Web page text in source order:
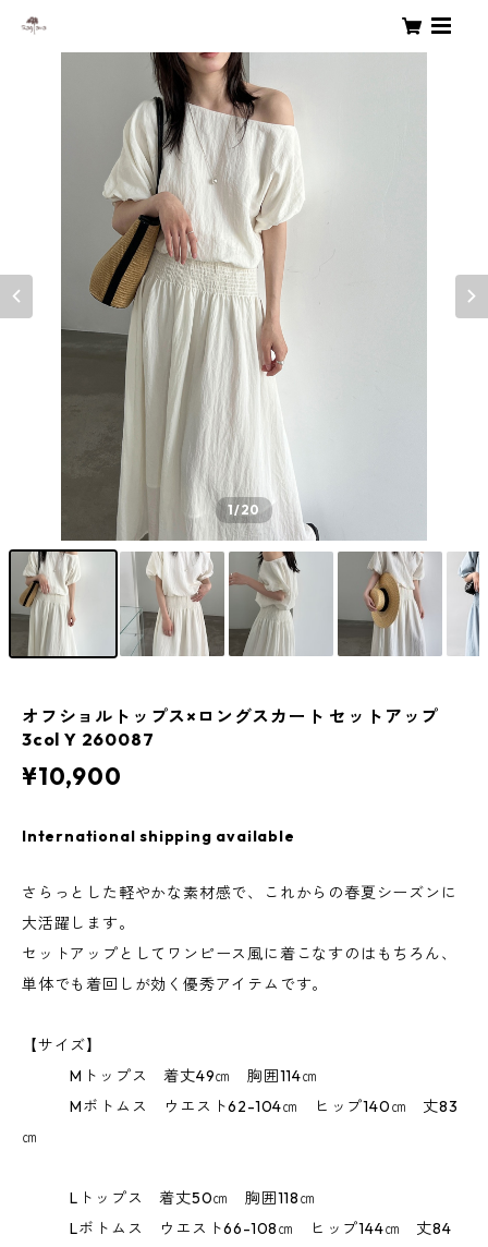
1/20
オフショルトップス×ロングスカート セットアップ
3col Y 260087
¥10,900
International shipping available
さらっとした軽やかな素材感で、これからの春夏シーズンに
大活躍します。
セットアップとしてワンピース風に着こなすのはもちろん、
単体でも着回しが効く優秀アイテムです。
【サイズ】
Mトップス 着丈49㎝ 胸囲114㎝
Mボトムス ウエスト62-104㎝ ヒップ140㎝ 丈83
㎝
Lトップス 着丈50㎝ 胸囲118㎝
Lボトムス ウエスト66-108㎝ ヒップ144㎝ 丈84